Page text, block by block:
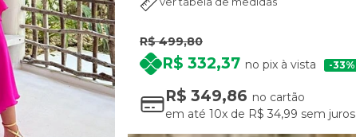
R$ 499,80
R$ 332,37 no pix à vista 33%
R$ 349,86 no cartão
em até 10x de R$ 34,99 sem juros